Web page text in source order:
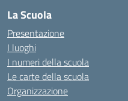
La Scuola
Presentazione
I luoghi
I numeri della scuola
Le carte della scuola
Organizzazione